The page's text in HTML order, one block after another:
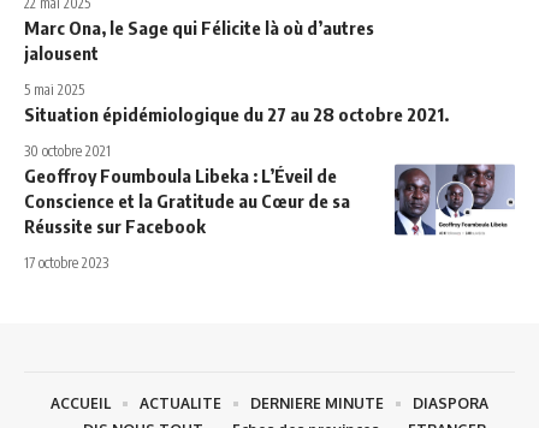
Marc Ona, le Sage qui Félicite là où d’autres
jalousent
5 mai 2025
Situation épidémiologique du 27 au 28 octobre 2021.
30 octobre 2021
Geoffroy Foumboula Libeka : L’Éveil de
Conscience et la Gratitude au Cœur de sa
Réussite sur Facebook
17 octobre 2023
ACCUEIL ACTUALITE DERNIERE MINUTE
DIASPORA